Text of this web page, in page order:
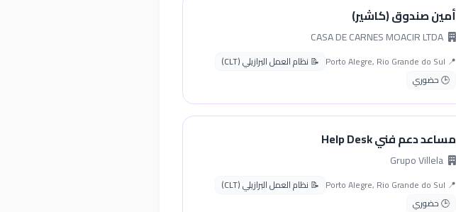
أمين صندوق (كاشير)
📍 Porto Alegre, Rio Grande do Sul
📝 نظام العمل البرازيلي (CLT)
🕒 حضوري
مساعد دعم فني Help Desk
📍 Porto Alegre, Rio Grande do Sul
📝 نظام العمل البرازيلي (CLT)
🕒 حضوري